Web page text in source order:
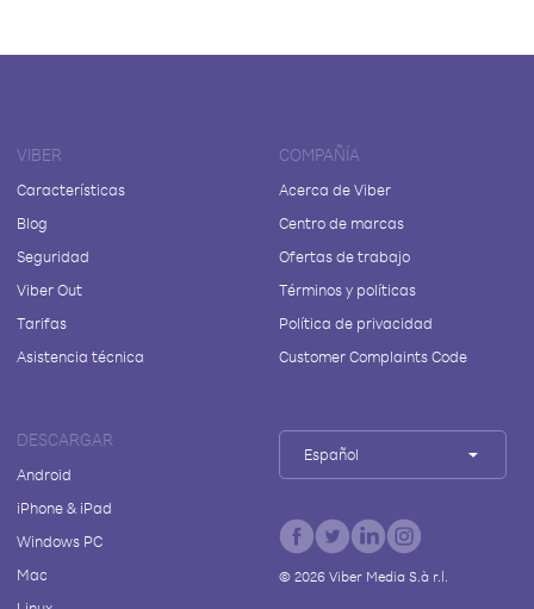
VIBER
Características
Blog
Seguridad
Viber Out
Tarifas
Asistencia técnica
COMPAÑÍA
Acerca de Viber
Centro de marcas
Ofertas de trabajo
Términos y políticas
Política de privacidad
Customer Complaints Code
DESCARGAR
Android
iPhone & iPad
Windows PC
Mac
Español
© 2026Viber Media S.à r.l.